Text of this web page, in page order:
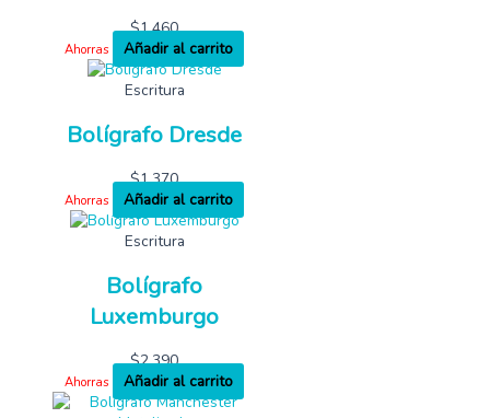
$1,460
Ahorras
Añadir al carrito
Escritura
Bolígrafo Dresde
$1,370
Ahorras
Añadir al carrito
Escritura
Bolígrafo
Luxemburgo
$2,390
Ahorras Añadir al carrito